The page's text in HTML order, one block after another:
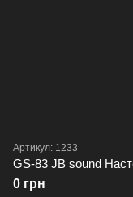
Артикул: 1233
GS-83 JB sound
0 грн